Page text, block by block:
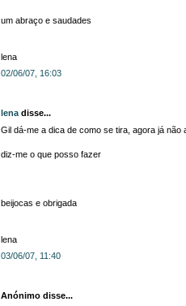
um abraço e saudades
lena
02/06/07, 16:03
lena disse...
Gil dá-me a dica de como se tira, agora já
diz-me o que posso fazer
beijocas e obrigada
lena
03/06/07, 11:40
Anónimo disse...